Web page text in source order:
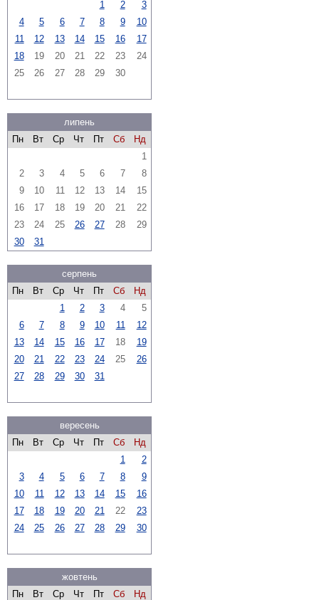
1
2
3
4
5 6 7 8 9
10
11
12 13 14 15 16
17
18
19 20 21 22 23
24
25
26 27 28 29 30
липень
Пн
Вт Ср Чт Пт Сб
Нд
1
2
3 4 5 6 7
8
9
10 11 12 13 14
15
16
17 18 19 20 21
22
23
24 25 26 27 28
29
30
31
серпень
Пн
Вт Ср Чт Пт Сб
Нд
1
2 3 4
5
6
7 8 9 10 11
12
13
14 15 16 17 18
19
20
21 22 23 24 25
26
27
28 29 30 31
вересень
Пн
Вт Ср Чт Пт Сб
Нд
1
2
3
4 5 6 7 8
9
10
11 12 13 14 15
16
17
18 19 20 21 22
23
24
25 26 27 28 29 30
жовтень
Пн
Вт Ср Чт Пт Сб
Нд